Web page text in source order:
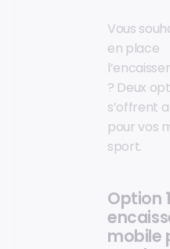
Vous
en place
? Deux
s’offrent
pour vos
sport.
Option
mobile